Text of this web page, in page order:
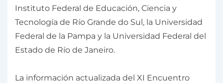
Instituto Federal de Educación, Ciencia y
Tecnología de Río Grande do Sul, la Universidad
Federal de la Pampa y la Universidad Federal del
Estado de Río de Janeiro.
La información actualizada del XI Encuentro